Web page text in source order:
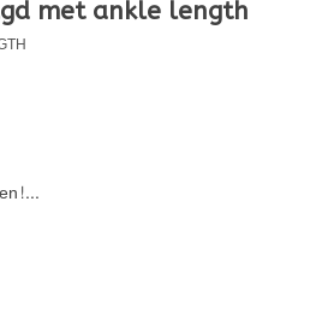
met ankle length